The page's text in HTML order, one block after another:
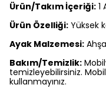
Ürün/Takım İçeriği: 1
Ürün Özelliği: Yüksek
Ayak Malzemesi:
Bakım/Temizlik:
temizleyebilirsiniz.
kullanmayınız.